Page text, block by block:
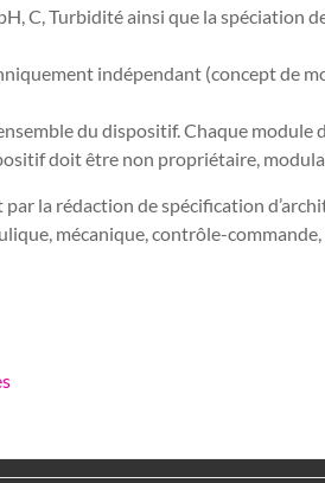
C, Turbidité ainsi que la
indépendant (concept de
du dispositif. Chaque
doit être non propriétaire,
la rédaction de spécification
mécanique, contrôle-